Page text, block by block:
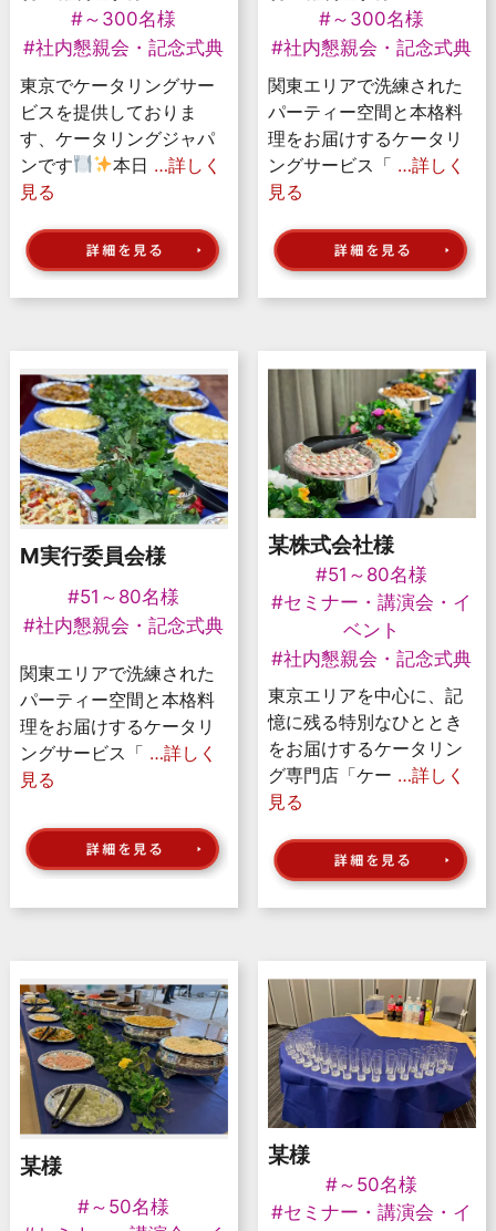
#～300名様
#社内懇親会・記念式典
東京でケータリングサー
ビスを提供しておりま
す、ケータリングジャパ
ンです
本日 …詳しく
見る
#～300名様
#社内懇親会・記念式典
関東エリアで洗練された
パーティー空間と本格料
理をお届けするケータリ
ングサービス「 …詳しく
見る
M実行委員会様
#51～80名様
#社内懇親会・記念式典
関東エリアで洗練された
パーティー空間と本格料
理をお届けするケータリ
ングサービス「 …詳しく
見る
某株式会社様
#51～80名様
#セミナー・講演会・イ
ベント
#社内懇親会・記念式典
東京エリアを中心に、記
憶に残る特別なひととき
をお届けするケータリン
グ専門店「ケー …詳しく
見る
某様
#～50名様
某様
#～50名様
#セミナー・講演会・イ